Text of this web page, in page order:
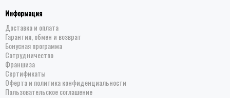
Информация
Доставка и оплата
Гарантия, обмен и возврат
Бонусная программа
Сотрудничество
Франшиза
Сертификаты
Оферта и политика конфиденциальности
Пользовательское соглашение